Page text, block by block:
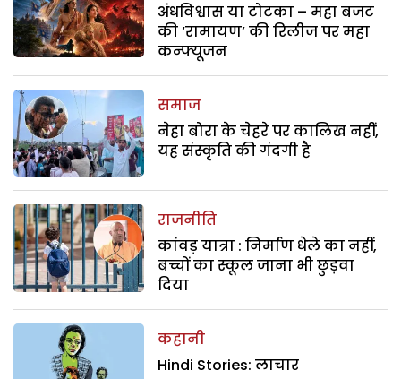
अंधविश्वास या टोटका – महा बजट
की ‘रामायण’ की रिलीज पर महा
कन्फ्यूजन
समाज
नेहा बोरा के चेहरे पर कालिख नहीं,
यह संस्कृति की गंदगी है
राजनीति
कांवड़ यात्रा : निर्माण धेले का नहीं,
बच्चों का स्कूल जाना भी छुड़वा
दिया
कहानी
Hindi Stories: लाचार